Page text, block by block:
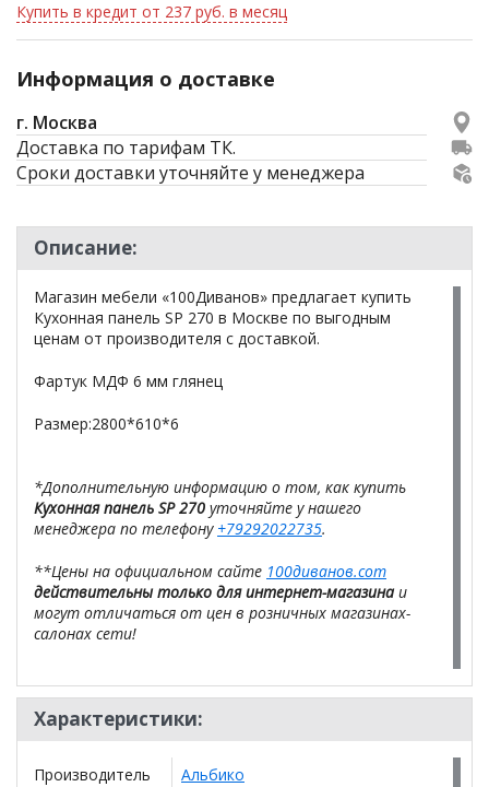
Купить в кредит от 237 руб. в месяц
Информация о доставке
г. Москва
Доставка по тарифам ТК.
Сроки доставки уточняйте у менеджера
Описание:
Магазин мебели «100Диванов» предлагает купить
Кухонная панель SP 270 в Москве по выгодным
ценам от производителя с доставкой.
Фартук МДФ 6 мм глянец
Размер:2800*610*6
*Дополнительную информацию о том, как купить
Кухонная панель SP 270 уточняйте у нашего
менеджера по телефону +79292022735.
**Цены на официальном сайте 100диванов.com
действительны только для интернет-магазинаи
могут отличаться от цен в розничных магазинах-
салонах сети!
Характеристики:
Производитель Альбико